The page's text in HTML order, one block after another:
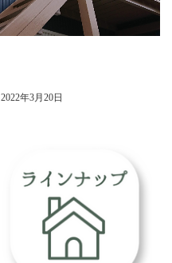
2022年3月20日